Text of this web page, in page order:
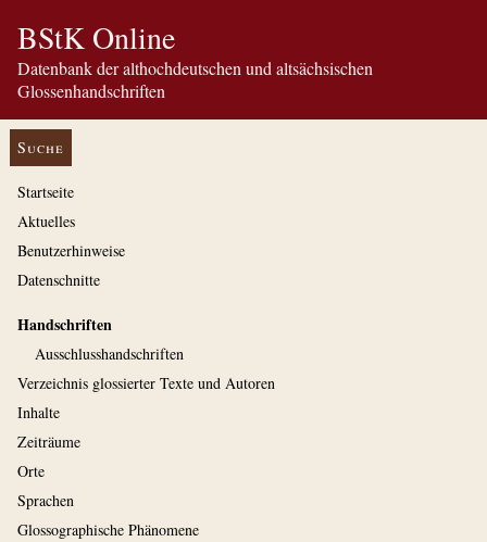
BStK Online
Datenbank der althochdeutschen und altsächsischen
Glossenhandschriften
Suche
Startseite
Aktuelles
Benutzerhinweise
Datenschnitte
Handschriften
Ausschluss­handschriften
Verzeichnis glossierter Texte und Autoren
Inhalte
Zeiträume
Orte
Sprachen
Glossographische Phänomene